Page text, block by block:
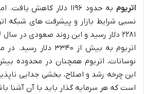
اتریوم
نسبی شرایط بازار و پیشرفت های شبکه
این چرخه رشد و اصلاح، بخشی جدایی
است که هر سرمایه گذار باید با آن آشنا